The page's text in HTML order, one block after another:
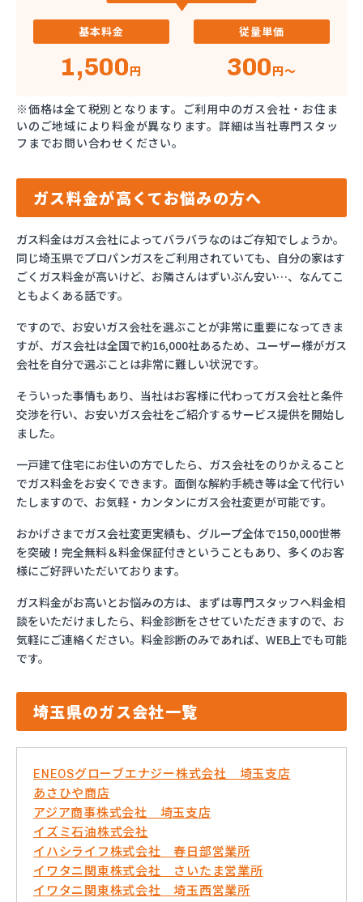
基本料金
1,500円
従量単価
300円～
※価格は全て税別となります。ご利用中のガス会社・お住ま
いのご地域により料金が異なります。詳細は当社専門スタッ
フまでお問い合わせください。
ガス料金が高くてお悩みの方へ
ガス料金はガス会社によってバラバラなのはご存知でしょうか。
同じ埼玉県でプロパンガスをご利用されていても、自分の家はす
ごくガス料金が高いけど、お隣さんはずいぶん安い…、なんてこ
ともよくある話です。
ですので、お安いガス会社を選ぶことが非常に重要になってきま
すが、ガス会社は全国で約16,000社あるため、ユーザー様がガス
会社を自分で選ぶことは非常に難しい状況です。
そういった事情もあり、当社はお客様に代わってガス会社と条件
交渉を行い、お安いガス会社をご紹介するサービス提供を開始し
ました。
一戸建て住宅にお住いの方でしたら、ガス会社をのりかえること
でガス料金をお安くできます。面倒な解約手続き等は全て代行い
たしますので、お気軽・カンタンにガス会社変更が可能です。
おかげさまでガス会社変更実績も、グループ全体で150,000世帯
を突破！完全無料＆料金保証付きということもあり、多くのお客
様にご好評いただいております。
ガス料金がお高いとお悩みの方は、まずは専門スタッフへ料金相
談をいただけましたら、料金診断をさせていただきますので、お
気軽にご連絡ください。料金診断のみであれば、WEB上でも可能
です。
埼玉県のガス会社一覧
ENEOSグローブエナジー株式会社 埼玉支店
あさひや商店
アジア商事株式会社 埼玉支店
イズミ石油株式会社
イハシライフ株式会社 春日部営業所
イワタニ関東株式会社 さいたま営業所
イワタニ関東株式会社 埼玉西営業所